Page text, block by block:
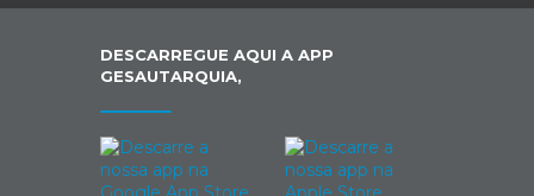
DESCARREGUE AQUI A APP
GESAUTARQUIA,